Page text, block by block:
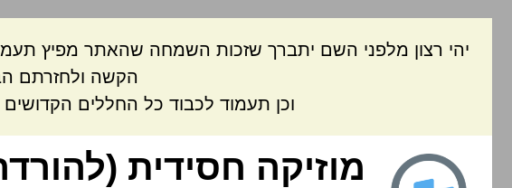
יהי רצון מלפני השם יתברך שזכות השמחה שהאתר מפיץ
הקשה ולחזרתם
וכן תעמוד לכבוד כל החללים
מוזיקה חסידית